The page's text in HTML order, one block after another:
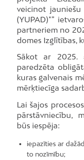
veicinot
(YUPAD)*”
partneriem no
domes Izglītības,
Sākot ar 2025.
paredzēta
kuras galvenais
mērķtiecīga
Lai šajos
pārstāvniecību,
būs iespēja:
iepazīties ar
to nozīmību;